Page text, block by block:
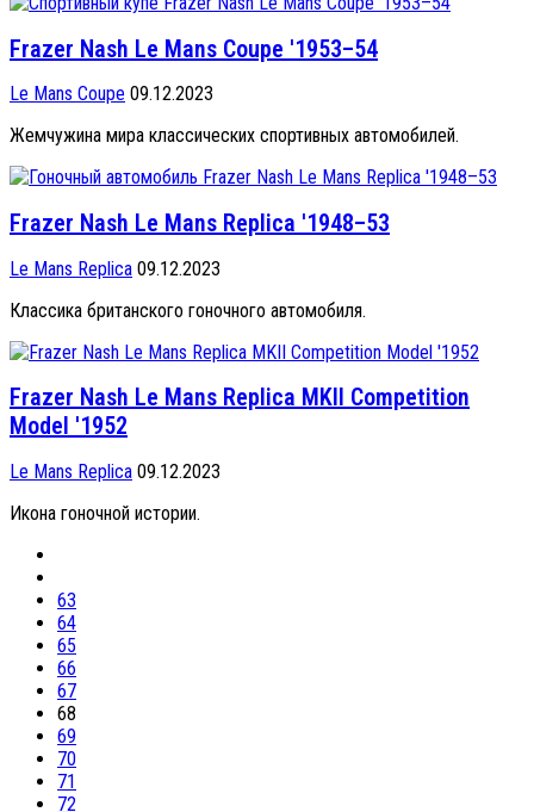
Frazer Nash Le Mans Coupe '1953–54
Le Mans Coupe 09.12.2023
Жемчужина мира классических спортивных автомобилей.
Frazer Nash Le Mans Replica '1948–53
Le Mans Replica 09.12.2023
Классика британского гоночного автомобиля.
Frazer Nash Le Mans Replica MKII Competition
Model '1952
Le Mans Replica 09.12.2023
Икона гоночной истории.
63
64
65
66
67
68
69
70
71
72